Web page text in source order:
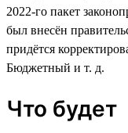
2022-го пакет
был внесён
придётся
Бюджетный и т. д.
Что будет